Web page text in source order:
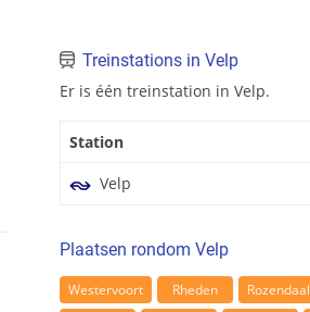
Treinstations in Velp
Er is één treinstation in Velp.
Station
Velp
Plaatsen rondom Velp
Westervoort Rheden Rozendaal